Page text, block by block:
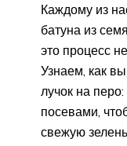
Каждому из
батуна из
это процесс
Узнаем, как
лучок на
посевами,
свежую зелень.